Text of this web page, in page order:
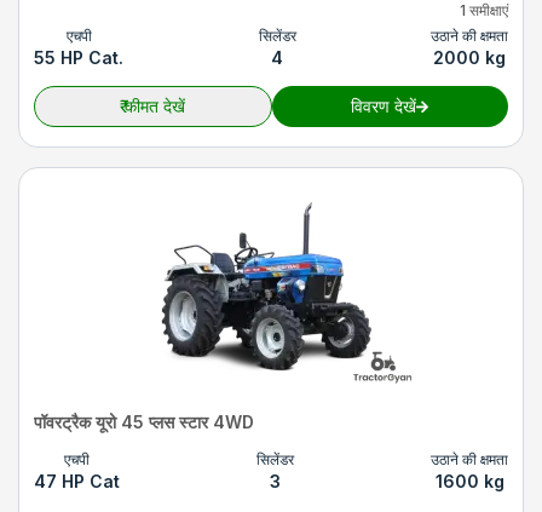
1 समीक्षाएं
एचपी
55 HP Cat.
सिलेंडर
4
उठाने की क्षमता
2000 kg
₹कीमत देखें विवरण देखें
पॉवरट्रैक यूरो 45 प्लस स्टार 4WD
एचपी
47 HP Cat
सिलेंडर
3
उठाने की क्षमता
1600 kg